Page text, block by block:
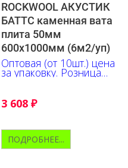
ROCKWOOL АКУСТИК
БАТТС каменная вата
плита 50мм
600х1000мм (6м2/уп)
Оптовая (от 10шт.) цена
за упаковку. Розница
+10% к указанной цене
3 608 ₽
ПОДРОБНЕЕ...